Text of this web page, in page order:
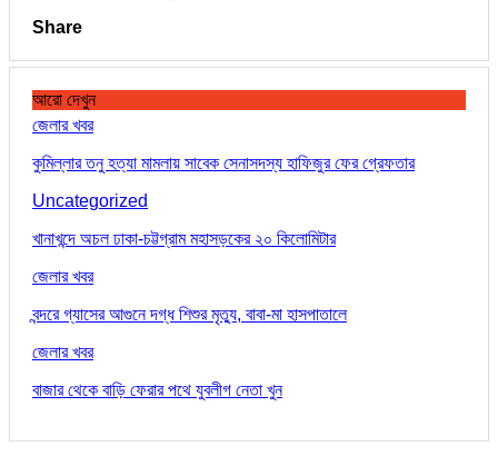
Share
আরো দেখুন
জেলার খবর
কুমিল্লার তনু হত্যা মামলায় সাবেক সেনাসদস্য হাফিজুর ফের গ্রেফতার
Uncategorized
খানাখন্দে অচল ঢাকা-চট্টগ্রাম মহাসড়কের ২০ কিলোমিটার
জেলার খবর
বন্দরে গ্যাসের আগুনে দগ্ধ শিশুর মৃত্যু, বাবা-মা হাসপাতালে
জেলার খবর
বাজার থেকে বাড়ি ফেরার পথে যুবলীগ নেতা খুন